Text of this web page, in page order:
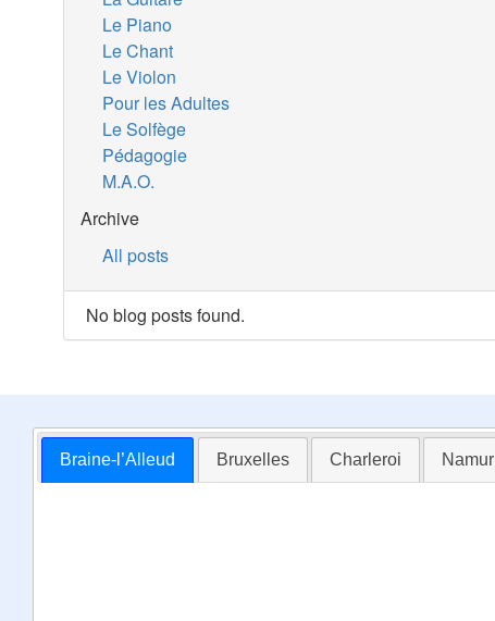
Le Piano
Le Chant
Le Violon
Pour les Adultes
Le Solfège
Pédagogie
M.A.O.
Archive
All posts
No blog posts found.
Braine-l’Alleud Bruxelles Charleroi Namur